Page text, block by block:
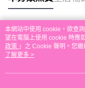
熱門標籤
熱銷排行
本網站中使用 cookie，欲查
望在電腦上使用 cookie 時應
政策 」之 Cookie 聲明。您
條款之 Cookie 聲明使用
了解更多 >